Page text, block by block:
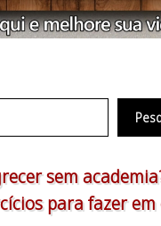
sem
para fazer em